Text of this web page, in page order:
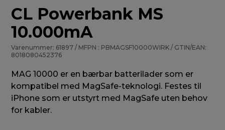
CL Powerbank MS
10.000mA
Varenummer: 61897 / MFPN : PBMAGSF10000WIRK / GTIN/EAN:
8018080452376
MAG 10000 er en bærbar batterilader som er
kompatibel med MagSafe-teknologi. Festes til
iPhone som er utstyrt med MagSafe uten behov
for kabler.